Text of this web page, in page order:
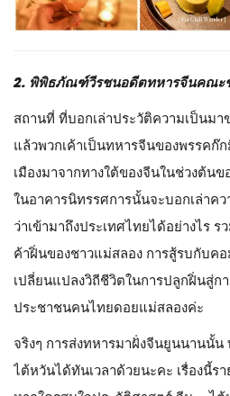
2. พิพิธภัณฑ์วีรชนอดีตทหารจีนคณะ
สถานที่ ที่บอกเล่าประวัติความเป็นม
แล้วพวกเค้าเป็นทหารจีนของพรรคก๊
เมืองมาจากทางใต้ของจีนในช่วงต้น
ในอาคารนิทรรศการนั้นจะบอกเล่าค
ว่าเข้ามาถึงประเทศไทยได้อย่างไร
ค้าฝิ่นของชาวแม่สลอง การสู้รบกับค
เปลี่ยนแปลงวิถีชีวิตในการปลูกฝิ่นสู่ก
ประชาชนคนไทยดอยแม่สลองค่ะ
จริงๆ การส่งทหารมาฝั่งจีนยูนนานนั้
ไต้หวันได้ทันเวลาด้วยนะคะ เรื่องนี้ร